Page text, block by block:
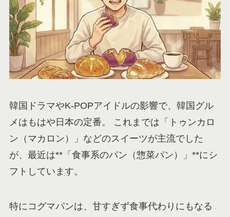
韓国ドラマやK-POPアイドルの影響で、韓国グル
メはもはや日本の定番。 これまでは「トゥンカロ
ン（マカロン）」などのスイーツが主流でした
が、最近は**「食事系のパン（惣菜パン）」**にシ
フトしています。
特にコグマパンは、甘すぎず食事代わりにもなる